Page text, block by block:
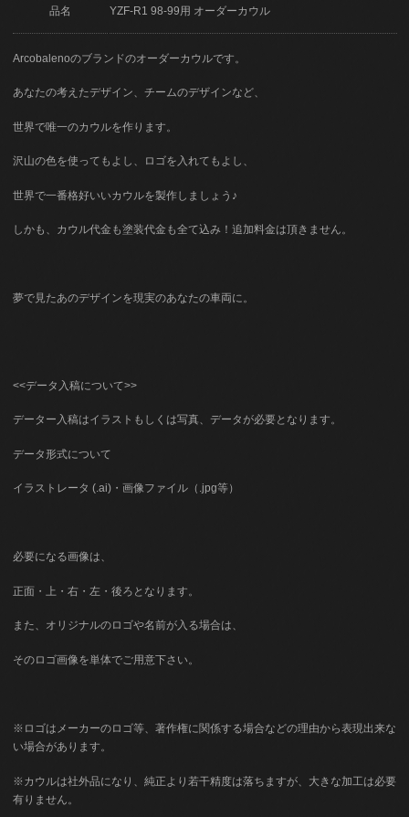
品名 YZF-R1 98-99用 オーダーカウル
Arcobalenoのブランドのオーダーカウルです。
あなたの考えたデザイン、チームのデザインなど、
世界で唯一のカウルを作ります。
沢山の色を使ってもよし、ロゴを入れてもよし、
世界で一番格好いいカウルを製作しましょう♪
しかも、カウル代金も塗装代金も全て込み！追加料金は頂きません。
夢で見たあのデザインを現実のあなたの車両に。
<<データ入稿について>>
データー入稿はイラストもしくは写真、データが必要となります。
データ形式について
イラストレータ (.ai)・画像ファイル（.jpg等）
必要になる画像は、
正面・上・右・左・後ろとなります。
また、オリジナルのロゴや名前が入る場合は、
そのロゴ画像を単体でご用意下さい。
※ロゴはメーカーのロゴ等、著作権に関係する場合などの理由から表現出来な
い場合があります。
※カウルは社外品になり、純正より若干精度は落ちますが、大きな加工は必要
有りません。